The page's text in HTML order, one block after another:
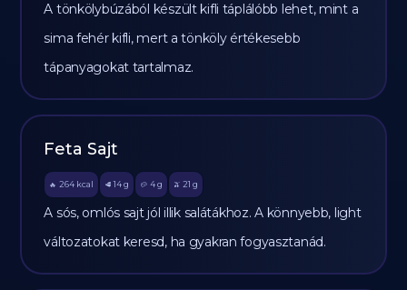
A tönkölybúzából készült kifli táplálóbb lehet, mint a
sima fehér kifli, mert a tönköly értékesebb
tápanyagokat tartalmaz.
Feta Sajt
🔥 264 kcal 🥩 14 g 🥔 4g 🫒 21 g
A sós, omlós sajt jól illik salátákhoz. A könnyebb, light
változatokat keresd, ha gyakran fogyasztanád.